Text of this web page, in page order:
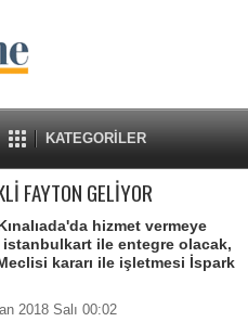
KATEGORİLER
FAYTON GELİYOR
hizmet vermeye
ile entegre olacak,
kararı ile işletmesi İspark
2018 Salı 00:02